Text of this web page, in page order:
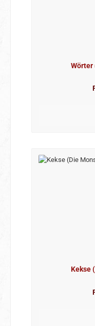
Wörter
Kekse